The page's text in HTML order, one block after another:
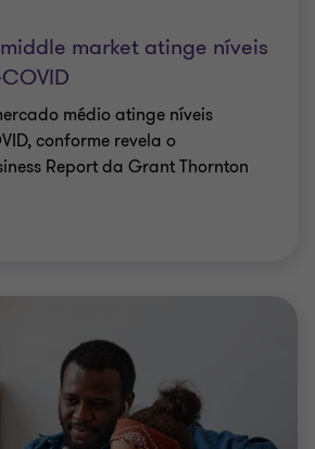
market atinge níveis
médio atinge níveis
conforme revela o
Report da Grant Thornton